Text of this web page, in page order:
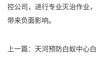
控公司 ，进行专业灭治作业
带来负面影响。
上一篇： 天河预防白蚁中心